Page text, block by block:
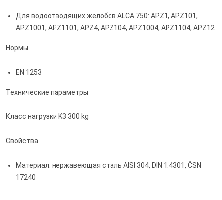
Для водоотводящих желобов ALCA 750: APZ1, APZ101,
APZ1001, APZ1101, APZ4, APZ104, APZ1004, APZ1104, APZ12
Нормы
EN 1253
Технические параметры
Класс нагрузки K3 300 kg
Свойства
Материал: нержавеющая сталь AISI 304, DIN 1.4301, ČSN
17240